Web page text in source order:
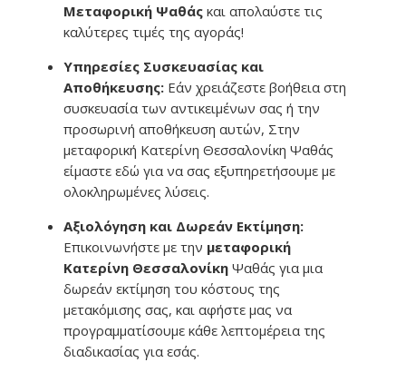
Μεταφορική Ψαθάς και απολαύστε τις
καλύτερες τιμές της αγοράς!
Υπηρεσίες Συσκευασίας και
Αποθήκευσης: Εάν χρειάζεστε βοήθεια στη
συσκευασία των αντικειμένων σας ή την
προσωρινή αποθήκευση αυτών, Στην
μεταφορική Κατερίνη Θεσσαλονίκη Ψαθάς
είμαστε εδώ για να σας εξυπηρετήσουμε με
ολοκληρωμένες λύσεις.
Αξιολόγηση και Δωρεάν Εκτίμηση:
Επικοινωνήστε με την μεταφορική
Κατερίνη Θεσσαλονίκη Ψαθάς για μια
δωρεάν εκτίμηση του κόστους της
μετακόμισης σας, και αφήστε μας να
προγραμματίσουμε κάθε λεπτομέρεια της
διαδικασίας για εσάς.